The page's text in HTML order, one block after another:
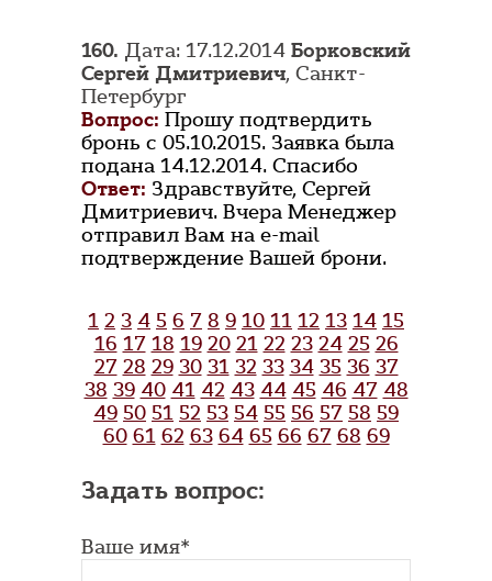
160. Дата: 17.12.2014 Борковский
Сергей Дмитриевич, Санкт-
Петербург
Вопрос: Прошу подтвердить
бронь с 05.10.2015. Заявка была
подана 14.12.2014. Спасибо
Ответ: Здравствуйте, Сергей
Дмитриевич. Вчера Менеджер
отправил Вам на e-mail
подтверждение Вашей брони.
1 2 3 4 5 6 7 8 9 10 11 12 13 14 15
16 17 18 19 20 21 22 23 24 25 26
27 28 29 30 31 32 33 34 35 36 37
38 39 40 41 42 43 44 45 46 47 48
49 50 51 52 53 54 55 56 57 58 59
60 61 62 63 64 65 66 67 68 69
Задать вопрос:
Ваше имя*